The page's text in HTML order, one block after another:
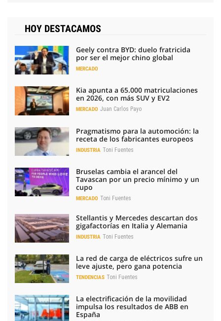
HOY DESTACAMOS
Geely contra BYD: duelo fratricida
por ser el mejor chino global
MERCADO
Kia apunta a 65.000 matriculaciones
en 2026, con más SUV y EV2
MERCADO Juan Carlos Payo
Pragmatismo para la automoción: la
receta de los fabricantes europeos
INDUSTRIA Toni Fuentes
Bruselas cambia el arancel del
Tavascan por un precio mínimo y un
cupo
MERCADO Toni Fuentes
Stellantis y Mercedes descartan dos
gigafactorías en Italia y Alemania
INDUSTRIA Toni Fuentes
La red de carga de eléctricos sufre un
leve ajuste, pero gana potencia
TENDENCIAS Toni Fuentes
La electrificación de la movilidad
impulsa los resultados de ABB en
España